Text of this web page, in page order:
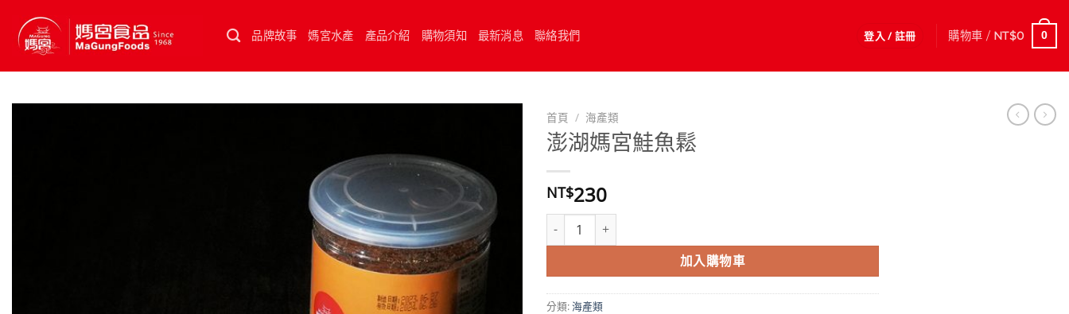
content
品牌故事 媽宮水產 產品介紹 購物須知 最新消息 聯絡我們 登入 / 註冊 購物車 / NT$0 0
首頁 / 海產類
澎湖媽宮鮭魚鬆
NT$230
澎湖媽宮鮭魚鬆 數量
加入購物車
分類:海產類